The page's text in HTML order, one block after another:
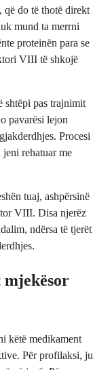
do të thotë direkt
mund ta merrni
proteinën para se
VIII të shkojë
shtëpi pas trajnimit
pavarësi lejon
Procesi
rehatuar me
tuaj, ashpërsinë
VIII. Disa njerëz
ndërsa të tjerët
këtë medikament
Për profilaksi, ju